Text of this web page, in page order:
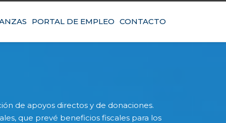
PORTAL DE EMPLEO CONTACTO
de apoyos directos y de donaciones.
que prevé beneficios fiscales para los